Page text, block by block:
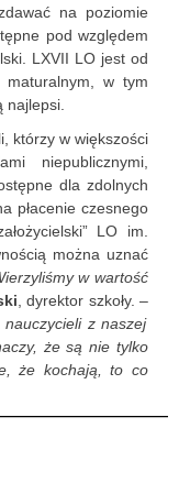
na poziomie
pod względem
LXVII LO jest od
maturalnym, w tym
najlepsi.
którzy w większości
niepublicznymi,
dla zdolnych
płacenie czesnego
LO im.
można uznać
w wartość
, dyrektor szkoły. –
nauczycieli z naszej
że są nie tylko
że kochają, to co